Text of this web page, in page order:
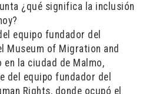
¿qué significa la inclusión
equipo fundador del
Museum of Migration and
en la ciudad de Malmo,
del equipo fundador del
Rights, donde ocupó el